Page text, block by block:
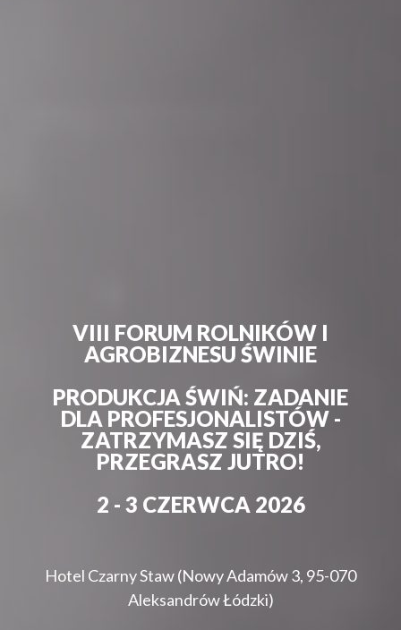
VIII FORUM ROLNIKÓW I
AGROBIZNESU ŚWINIE
PRODUKCJA ŚWIŃ: ZADANIE
DLA PROFESJONALISTÓW -
ZATRZYMASZ SIĘ DZIŚ,
PRZEGRASZ JUTRO!
2 - 3 CZERWCA 2026
Hotel Czarny Staw (Nowy Adamów 3, 95-070
Aleksandrów Łódzki)